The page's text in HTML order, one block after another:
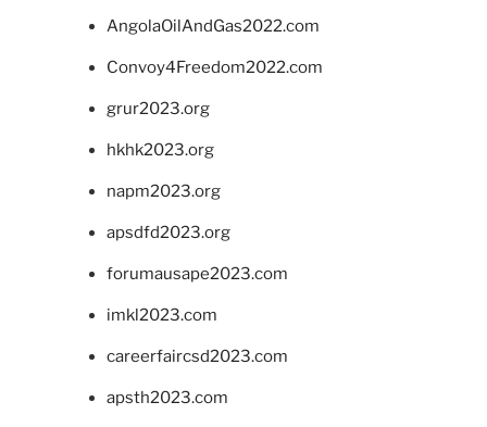
AngolaOilAndGas2022.com
Convoy4Freedom2022.com
grur2023.org
hkhk2023.org
napm2023.org
apsdfd2023.org
forumausape2023.com
imkl2023.com
careerfaircsd2023.com
apsth2023.com